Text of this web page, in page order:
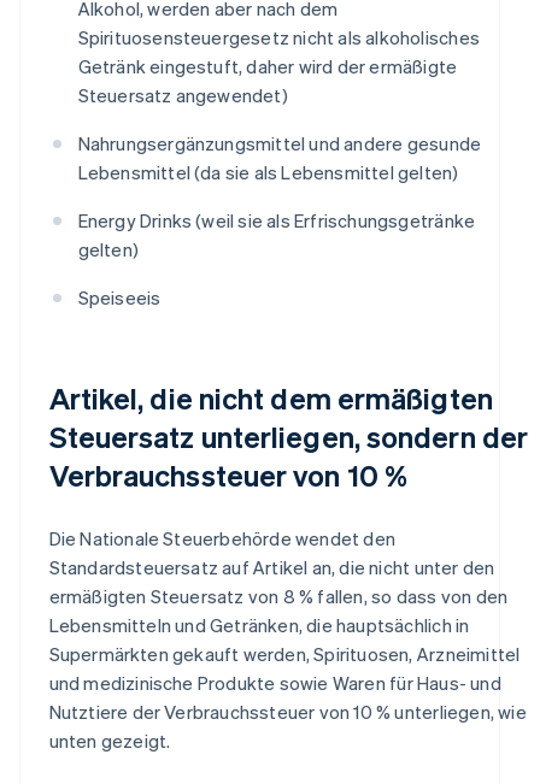
Alkohol, werden aber nach dem
Spirituosensteuergesetz nicht als alkoholisches
Getränk eingestuft, daher wird der ermäßigte
Steuersatz angewendet)
Nahrungsergänzungsmittel und andere gesunde
Lebensmittel (da sie als Lebensmittel gelten)
Energy Drinks (weil sie als Erfrischungsgetränke
gelten)
Speiseeis
Artikel, die nicht dem ermäßigten
Steuersatz unterliegen, sondern der
Verbrauchssteuer von 10 %
Die Nationale Steuerbehörde wendet den
Standardsteuersatz auf Artikel an, die nicht unter den
ermäßigten Steuersatz von 8 % fallen, so dass von den
Lebensmitteln und Getränken, die hauptsächlich in
Supermärkten gekauft werden, Spirituosen, Arzneimittel
und medizinische Produkte sowie Waren für Haus- und
Nutztiere der Verbrauchssteuer von 10 % unterliegen, wie
unten gezeigt.